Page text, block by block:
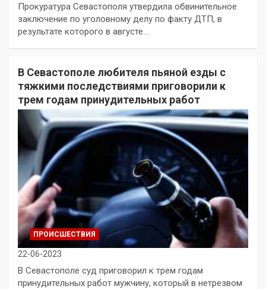
Прокуратура Севастополя утвердила обвинительное
заключение по уголовному делу по факту ДТП, в
результате которого в августе…
В Севастополе любителя пьяной езды с
тяжкими последствиями приговорили к
трем годам принудительных работ
ПРОИСШЕСТВИЯ
22-06-2023
В Севастополе суд приговорил к трем годам
принудительных работ мужчину, который в нетрезвом